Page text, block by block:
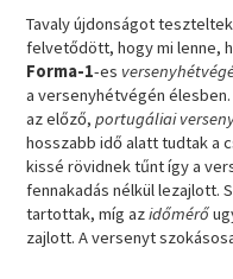
Tavaly újdonságot
felvetődött, hogy mi lenne,
Forma-1-es
a versenyhétvégén
az előző,portugáliai
hosszabb idő alatt tudtak a
kissé rövidnek tűnt így a
fennakadás nélkül lezajlott.
tartottak, míg azidőmérő
zajlott. A versenyt